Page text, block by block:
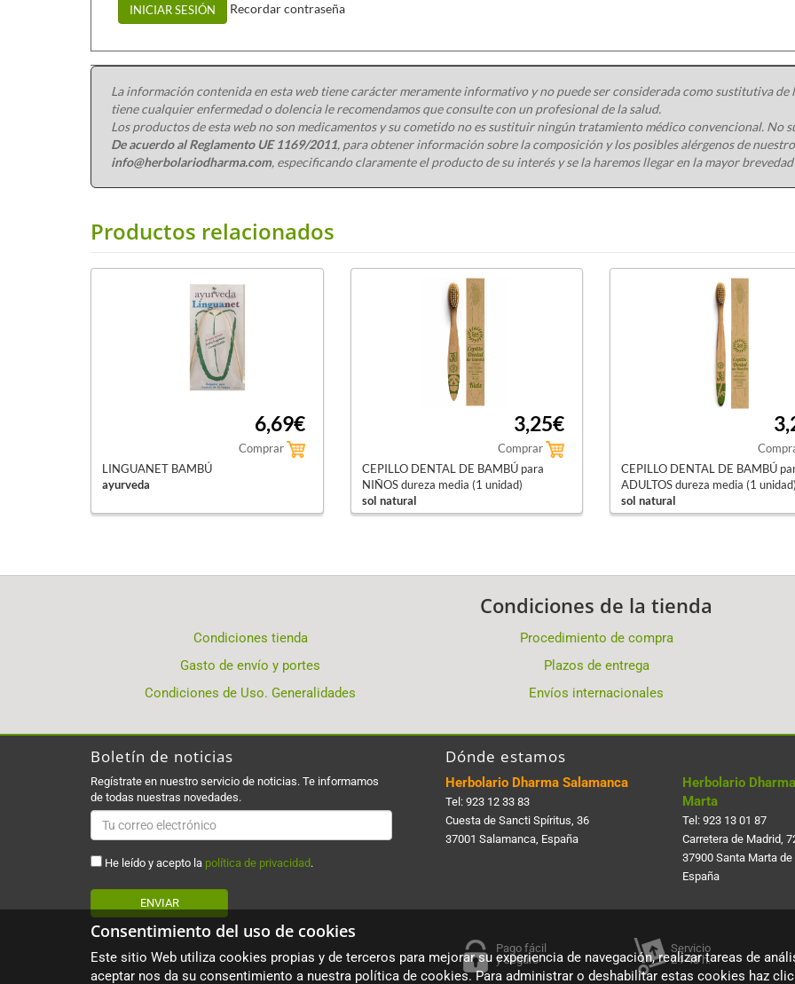
INICIAR SESIÓN Recordar contraseña
La información contenida en esta web tiene carácter meramente informativo y no puede ser considerada como sustitutiva
tiene cualquier enfermedad o dolencia le recomendamos que consulte con un profesional de la salud.
Los productos de esta web no son medicamentos y su cometido no es sustituir ningún tratamiento médico convencional. No
De acuerdo al Reglamento UE 1169/2011, para obtener información sobre la composición y los posibles alérgenos de
info@herbolariodharma.com, especificando claramente el producto de su interés y se la haremos llegar en la mayor
Productos relacionados
6,69€
Comprar
LINGUANET BAMBÚ
ayurveda
3,25€
Comprar
CEPILLO DENTAL DE BAMBÚ para
NIÑOS dureza media (1 unidad)
sol natural
CEPILLO DENTAL DE BAMBÚ
ADULTOS dureza media (1 unidad)
sol natural
Condiciones de la tienda
Condiciones tienda Procedimiento de compra
Gasto de envío y portes
Plazos de entrega
Condiciones de Uso. Generalidades
Envíos internacionales
Boletín de noticias
Regístrate en nuestro servicio de noticias. Te informamos
de todas nuestras novedades.
He leído y acepto la política de privacidad .
ENVIAR
Dónde estamos
Herbolario Dharma Salamanca
Tel: 923 12 33 83
Cuesta de Sancti Spí­ritus, 36
37001 Salamanca, España
Herbolario
Marta
Tel: 923 13 01 87
Carretera de Madrid,
37900 Santa Marta de
España
Pago fácil
y seguro
Servicio
24-48 h.
Consentimiento del uso de cookies
Este sitio Web utiliza cookies propias y de terceros para mejorar su experiencia de navegación, realizar tareas de
aceptar nos da su consentimiento a nuestra política de cookies. Para administrar o deshabilitar estas cookies haz